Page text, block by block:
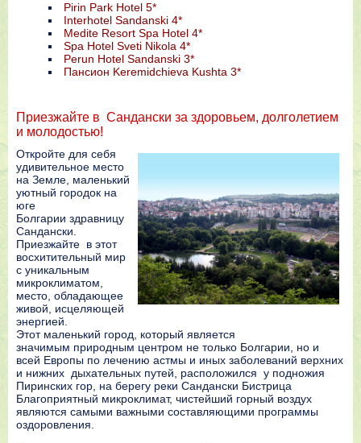
Pirin Park Hotel 5*
Interhotel Sandanski 4*
Medite Resort Spa Hotel 4*
Spa Hotel Sveti Nikola 4*
Perun Hotel Sandanski 3*
Пансион Keremidchieva Kushta 3*
Приезжайте в Сандански за здоровьем, долголетием
и молодостью!
Откройте для себя
удивительное место
на Земле, маленький
уютный городок на
юге
Болгарии здравницу
Сандански.
Приезжайте в этот
восхитительный мир
с уникальным
микроклиматом,
место, обладающее
живой, исцеляющей
энергией.
Этот маленький город, который является
значимым природным центром не только Болгарии, но и
всей Европы по лечению астмы и иных заболеваний верхних
и нижних дыхательных путей, расположилcя у подножия
Пиринских гор, на берегу реки Сандански Бистрица
Благоприятный микроклимат, чистейший горный воздух
являются самыми важными составляющими программы
оздоровления.